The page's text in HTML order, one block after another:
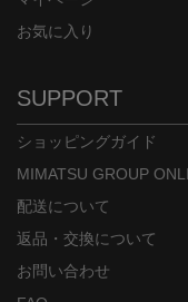
お気に入り
SUPPORT
ショッピングガイド
MIMATSU GROUP
配送について
返品・交換について
お問い合わせ